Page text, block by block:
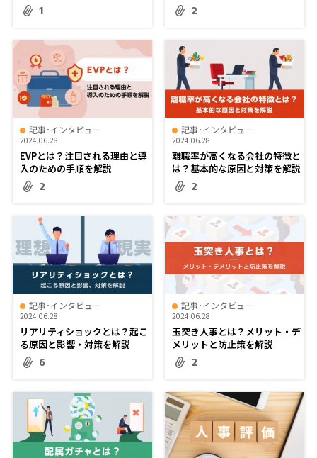
1 2
記事･インタビュー
2024.06.28
EVPとは？注目される理由と導
入のための手順を解説
2
記事･インタビュー
2024.06.28
離職率が高くなる会社の特徴と
は？基本的な原因と対策を解説
2
記事･インタビュー
2024.06.28
リアリティショックとは？起こ
る原因と影響・対策を解説
6
記事･インタビュー
2024.06.28
玉突き人事とは？メリット・デ
メリットと防止策を解説
2